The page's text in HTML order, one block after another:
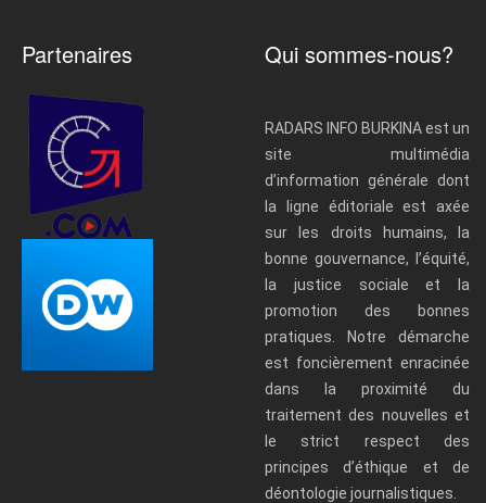
Partenaires Qui sommes-nous?
RADARS INFO BURKINA est un
site multimédia
d’information générale dont
la ligne éditoriale est axée
sur les droits humains, la
bonne gouvernance, l’équité,
la justice sociale et la
promotion des bonnes
pratiques. Notre démarche
est foncièrement enracinée
dans la proximité du
traitement des nouvelles et
le strict respect des
principes d’éthique et de
déontologie journalistiques.